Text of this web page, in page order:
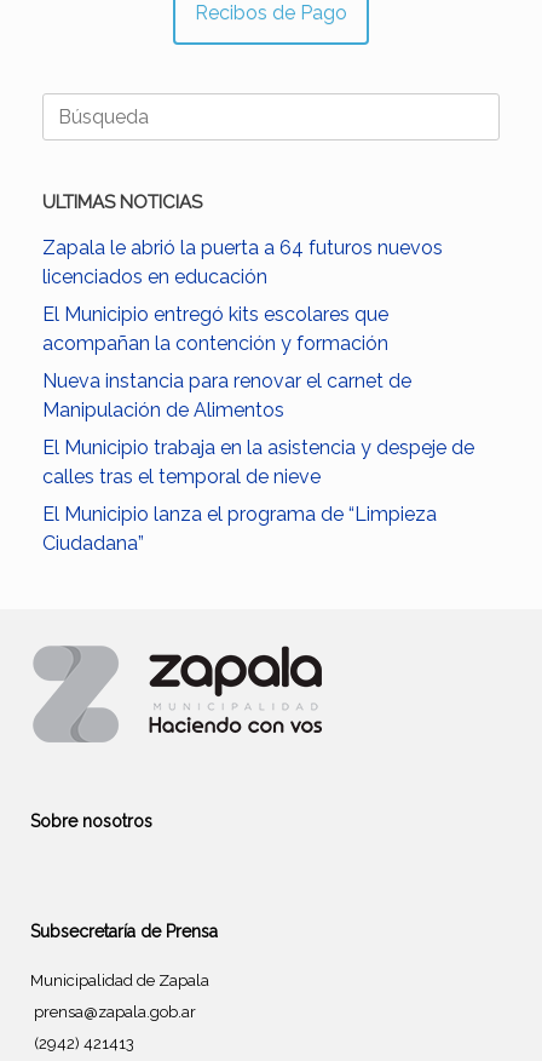
Recibos de Pago
Buscar:
ULTIMAS NOTICIAS
Zapala le abrió la puerta a 64 futuros nuevos
licenciados en educación
El Municipio entregó kits escolares que
acompañan la contención y formación
Nueva instancia para renovar el carnet de
Manipulación de Alimentos
El Municipio trabaja en la asistencia y despeje de
calles tras el temporal de nieve
El Municipio lanza el programa de “Limpieza
Ciudadana”
Sobre nosotros
Subsecretaría de Prensa
Municipalidad de Zapala
prensa@zapala.gob.ar
(2942) 421413